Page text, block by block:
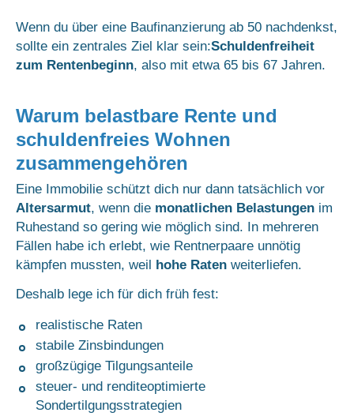
Wenn du über eine Baufinanzierung ab 50 nachdenkst,
sollte ein zentrales Ziel klar sein:Schuldenfreiheit
zum Rentenbeginn, also mit etwa 65 bis 67 Jahren.
Warum belastbare Rente und
schuldenfreies Wohnen
zusammengehören
Eine Immobilie schützt dich nur dann tatsächlich vor
Altersarmut, wenn die monatlichen Belastungen im
Ruhestand so gering wie möglich sind. In mehreren
Fällen habe ich erlebt, wie Rentnerpaare unnötig
kämpfen mussten, weil hohe Raten weiterliefen.
Deshalb lege ich für dich früh fest:
realistische Raten
stabile Zinsbindungen
großzügige Tilgungsanteile
steuer- und renditeoptimierte
Sondertilgungsstrategien